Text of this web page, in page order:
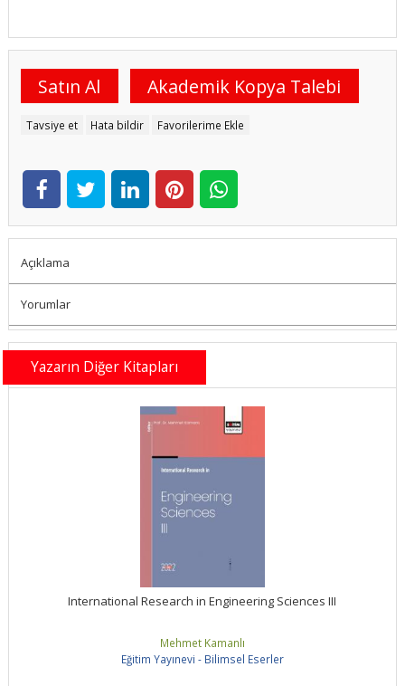
Satın Al Akademik Kopya Talebi
Tavsiye et Hata bildir Favorilerime Ekle
Açıklama
Yorumlar
Yazarın Diğer Kitapları
International Research in Engineering Sciences III
Mehmet Kamanlı
Eğitim Yayınevi - Bilimsel Eserler